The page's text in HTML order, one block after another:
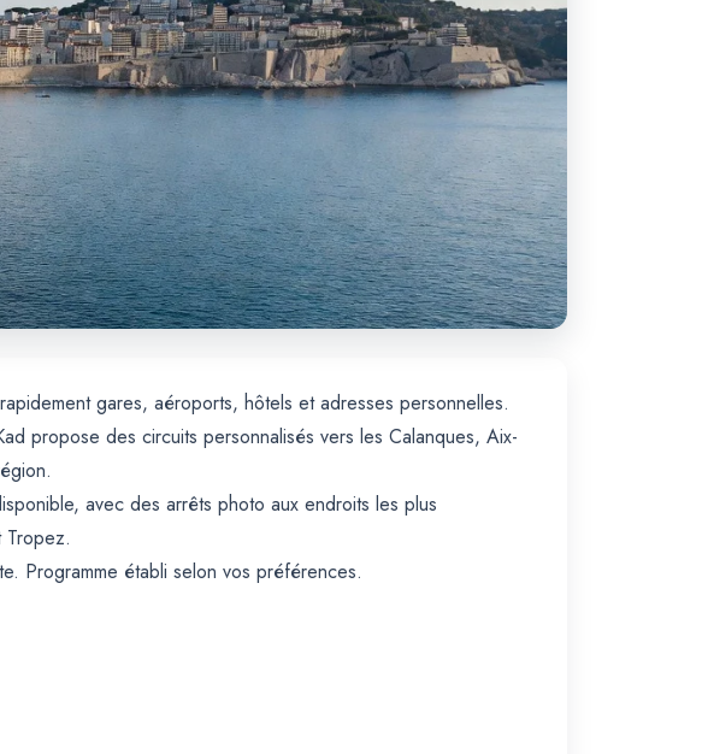
gares, aéroports, hôtels et adresses personnelles.
propose des circuits personnalisés vers les Calanques, Aix-
avec des arrêts photo aux endroits les plus
Tropez.
Programme établi selon vos préférences.